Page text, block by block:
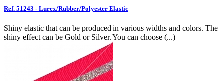
Ref. 51243 - Lurex/Rubber/Polyester Elastic
Shiny elastic that can be produced in various widths and colors. The
shiny effect can be Gold or Silver. You can choose (...)